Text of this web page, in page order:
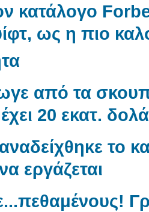
κατάλογο
ως η πιο
από τα
20 εκατ.
το
εργάζεται